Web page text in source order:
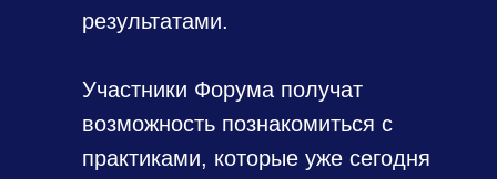
результатами.
Участники Форума получат
возможность познакомиться с
практиками, которые уже сегодня